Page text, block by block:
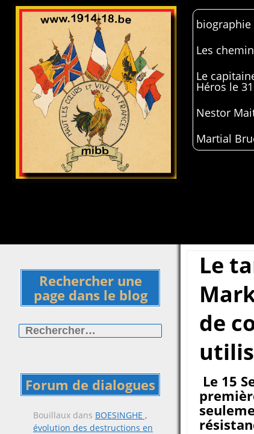
biographie
Les
Le
Héros le
Nestor
Martial
Rechercher une
page dans le blog
Forum de dialogues
Bouillaux dans BOESINGHE ,
évolution des destructions en
Le
de
Le 15